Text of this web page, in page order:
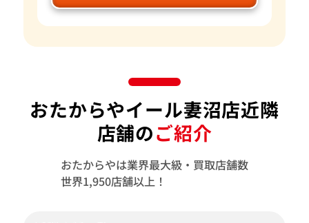
おたからやイール妻沼店近隣
店舗のご紹介
おたからやは業界最大級・買取店舗数
世界1,950店舗以上！